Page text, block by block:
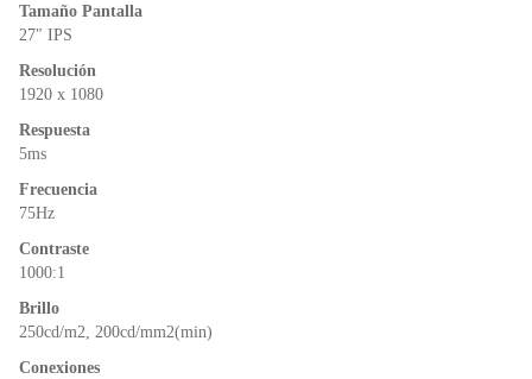
o
Tamaño Pantalla
27″ IPS
Resolución
1920 x 1080
Respuesta
5ms
Frecuencia
75Hz
Contraste
1000:1
Brillo
250cd/m2, 200cd/mm2(min)
Conexiones